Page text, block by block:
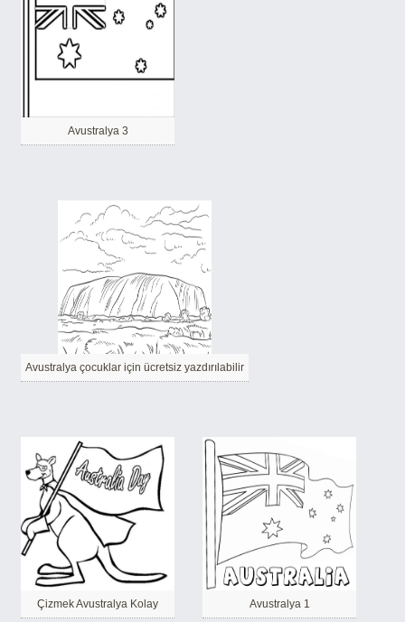
Avustralya 3
Avustralya çocuklar için ücretsiz yazdırılabilir
Çizmek Avustralya Kolay Avustralya 1